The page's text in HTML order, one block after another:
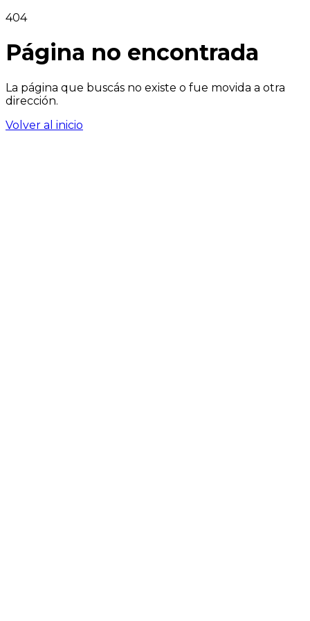
404
Página no encontrada
La página que buscás no existe o fue movida a otra
dirección.
Volver al inicio